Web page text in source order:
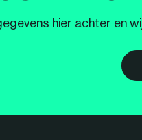
hier achter en